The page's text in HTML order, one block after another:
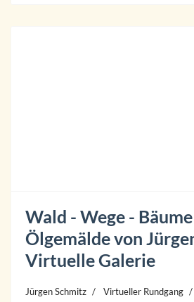
Wald - Wege -
Ölgemälde von
Virtuelle Galerie
Jürgen Schmitz Virtueller Rundgang